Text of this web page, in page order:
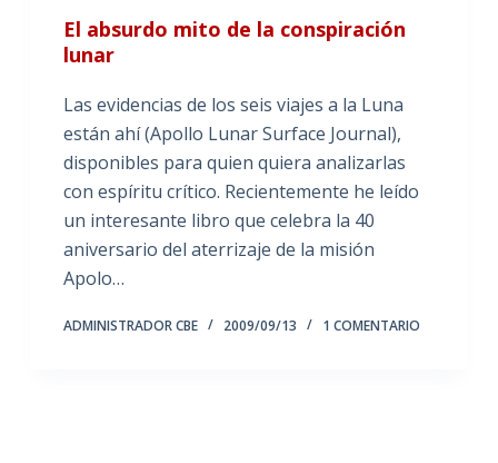
El absurdo mito de la conspiración
lunar
Las evidencias de los seis viajes a la Luna
están ahí (Apollo Lunar Surface Journal),
disponibles para quien quiera analizarlas
con espíritu crítico. Recientemente he leído
un interesante libro que celebra la 40
aniversario del aterrizaje de la misión
Apolo…
ADMINISTRADOR CBE 2009/09/13 1 COMENTARIO